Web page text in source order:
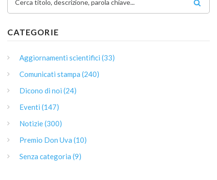
Cerca titolo, descrizione, parola chiave...
CATEGORIE
Aggiornamenti scientifici (33)
Comunicati stampa (240)
Dicono di noi (24)
Eventi (147)
Notizie (300)
Premio Don Uva (10)
Senza categoria (9)